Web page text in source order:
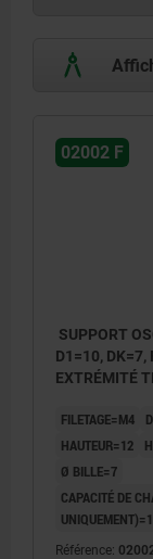
02002 F
SUPPORT
D1=10, DK=7,
EXTRÉMITÉ
FILETAGE=M4
HAUTEUR=12
Ø BILLE=7
CAPACITÉ DE
Référence: